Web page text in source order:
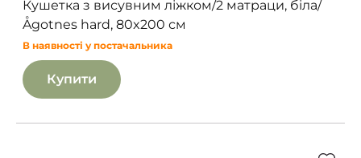
Кушетка з висувним ліжком/2 матраци, біла/
Ågotnes hard, 80x200 см
В наявності у постачальника
Купити